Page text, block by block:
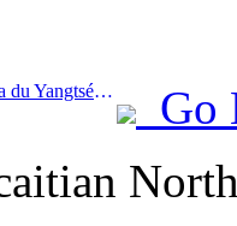
Prev:La ligne ferroviaire du delta du Yangtsé a transporté plus de 21,38 millions de passagers pendant les vacances du 1er mai.
Go